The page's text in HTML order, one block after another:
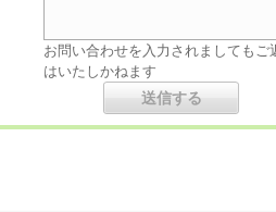
お問い合わせを入力されましてもご
はいたしかねます